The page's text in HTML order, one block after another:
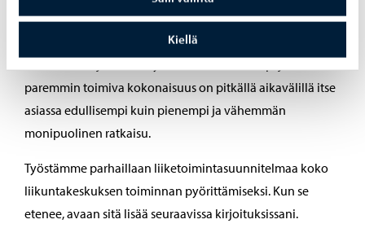
Kiellä
kestävyyttä. Merkittävä rooli on käyttöasteella,
energiatehokkuudella ja mahdollisuudella tuottaa
paremmin toimiva kokonaisuus on pitkällä aikavälillä itse
asiassa edullisempi kuin pienempi ja vähemmän
monipuolinen ratkaisu.
Työstämme parhaillaan liiketoimintasuunnitelmaa koko
liikuntakeskuksen toiminnan pyörittämiseksi. Kun se
etenee, avaan sitä lisää seuraavissa kirjoituksissani.